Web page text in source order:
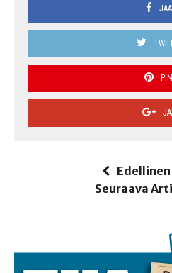
JAA
PIN
Seuraava